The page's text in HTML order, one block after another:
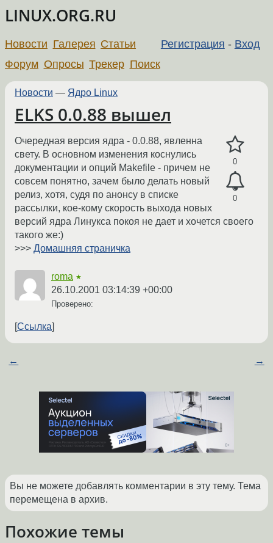
LINUX.ORG.RU
Регистрация - Вход
Новости Галерея Статьи
Форум Опросы Трекер Поиск
Новости — Ядро Linux
ELKS 0.0.88 вышел
0
0
Очередная версия ядра - 0.0.88, явленна
свету. В основном изменения коснулись
документации и опций Makefile - причем не
совсем понятно, зачем было делать новый
релиз, хотя, судя по анонсу в списке
рассылки, кое-кому скорость выхода новых
версий ядра Линукса покоя не дает и хочется своего
такого же:)
>>> Домашняя страничка
roma ★
26.10.2001 03:14:39 +00:00
Проверено:
Ссылка
← →
Вы не можете добавлять комментарии в эту тему. Тема
перемещена в архив.
Похожие темы